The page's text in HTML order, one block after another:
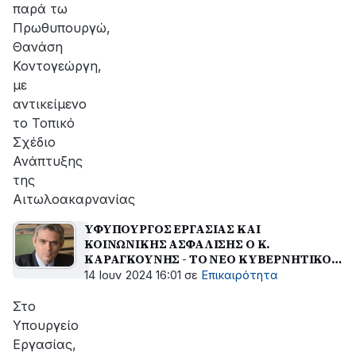
παρά τω
Πρωθυπουργώ,
Θανάση
Κοντογεώργη,
με
αντικείμενο
το Τοπικό
Σχέδιο
Ανάπτυξης
της
Αιτωλοακαρνανίας
ΥΦΥΠΟΥΡΓΟΣ ΕΡΓΑΣΙΑΣ ΚΑΙ
ΚΟΙΝΩΝΙΚΗΣ ΑΣΦΑΛΙΣΗΣ Ο Κ.
ΚΑΡΑΓΚΟΥΝΗΣ - ΤΟ ΝΕΟ ΚΥΒΕΡΝΗΤΙΚΟ
ΣΧΗΜΑ
14 Ιουν 2024 16:01 σε Επικαιρότητα
Στο
Υπουργείο
Εργασίας,